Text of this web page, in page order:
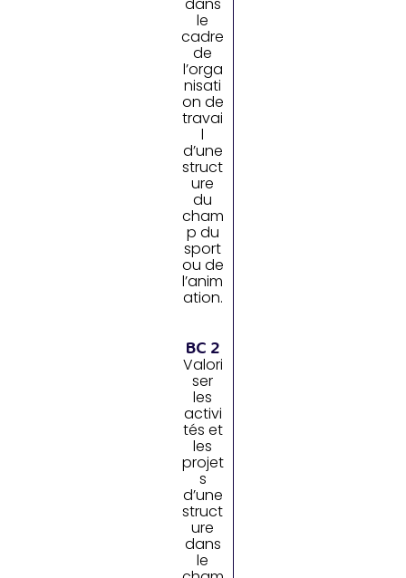
le
cadre
de
l’orga
nisati
on de
travai
l
d’une
struct
ure
du
cham
p du
sport
ou de
l’anim
ation.
BC 2
Valori
ser
les
activi
tés et
les
projet
s
d’une
struct
ure
dans
le